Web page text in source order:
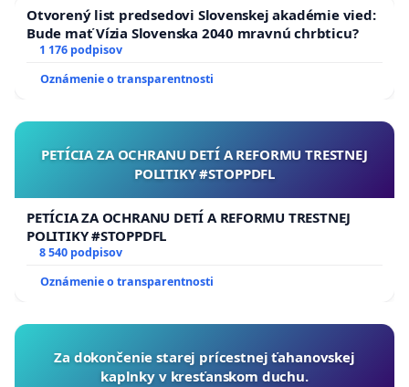
Otvorený list predsedovi Slovenskej akadémie vied:
Bude mať Vízia Slovenska 2040 mravnú chrbticu?
1 176 podpisov
Oznámenie o transparentnosti
PETÍCIA ZA OCHRANU DETÍ A REFORMU TRESTNEJ
POLITIKY #STOPPDFL
PETÍCIA ZA OCHRANU DETÍ A REFORMU TRESTNEJ
POLITIKY #STOPPDFL
8 540 podpisov
Oznámenie o transparentnosti
Za dokončenie starej prícestnej ťahanovskej
kaplnky v kresťanskom duchu.